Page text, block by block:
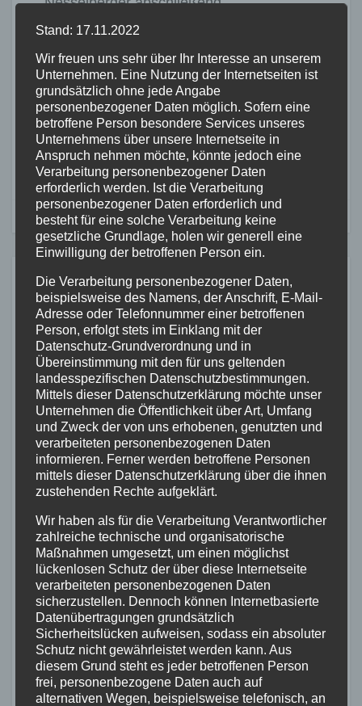
BeitragsnavigationFeld
brennt bei
Koblenz
Landesverdienstmedaille
für ehrenamtliches
Engagement verliehen
Ähnliches
ALTENKIRCHEN FEUERWEHR POLIZEI
RETTUNGSDIENST
Containerbrand im
Industriegebiet Horhausen:
Feuerwehr verhindert weitere
Ausbreitung
7. AUG. 2026
FEUERWEHR NEUWIED POLIZEI RETTUNGSDIENST
Flächenbrand bei Oberdreis:
Feuerwehr verhindert
Übergreifen auf Waldgebiet
7. AUG. 2026
Stand: 17.11.2022
Wir freuen uns sehr über Ihr Interesse an unserem
Unternehmen. Eine Nutzung der Internetseiten ist
grundsätzlich ohne jede Angabe
personenbezogener Daten möglich. Sofern eine
betroffene Person besondere Services unseres
Unternehmens über unsere Internetseite in
Anspruch nehmen möchte, könnte jedoch eine
Verarbeitung personenbezogener Daten
erforderlich werden. Ist die Verarbeitung
personenbezogener Daten erforderlich und
besteht für eine solche Verarbeitung keine
gesetzliche Grundlage, holen wir generell eine
Einwilligung der betroffenen Person ein.
Die Verarbeitung personenbezogener Daten,
beispielsweise des Namens, der Anschrift, E-Mail-
Adresse oder Telefonnummer einer betroffenen
Person, erfolgt stets im Einklang mit der
Datenschutz-Grundverordnung und in
Übereinstimmung mit den für uns geltenden
landesspezifischen Datenschutzbestimmungen.
Mittels dieser Datenschutzerklärung möchte unser
Unternehmen die Öffentlichkeit über Art, Umfang
und Zweck der von uns erhobenen, genutzten und
verarbeiteten personenbezogenen Daten
informieren. Ferner werden betroffene Personen
mittels dieser Datenschutzerklärung über die ihnen
zustehenden Rechte aufgeklärt.
Wir haben als für die Verarbeitung Verantwortlicher
zahlreiche technische und organisatorische
Maßnahmen umgesetzt, um einen möglichst
lückenlosen Schutz der über diese Internetseite
verarbeiteten personenbezogenen Daten
sicherzustellen. Dennoch können Internetbasierte
Datenübertragungen grundsätzlich
Sicherheitslücken aufweisen, sodass ein absoluter
Schutz nicht gewährleistet werden kann. Aus
diesem Grund steht es jeder betroffenen Person
frei, personenbezogene Daten auch auf
alternativen Wegen, beispielsweise telefonisch, an